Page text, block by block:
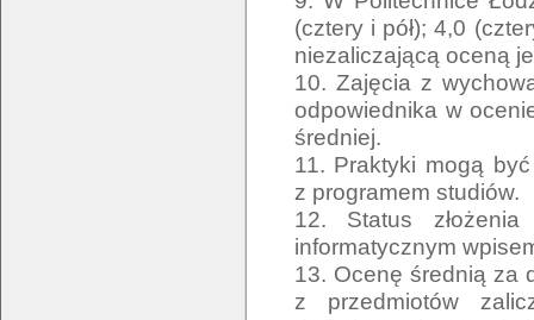
(cztery i pół); 4,0
niezaliczającą oceną
10. Zajęcia z
odpowiednika w
średniej.
11. Praktyki mogą
z programem studiów.
12. Status
informatycznym
13. Ocenę średnią za
z przedmiotów